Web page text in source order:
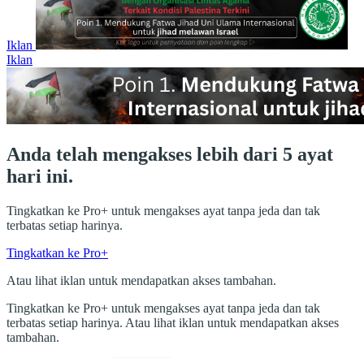
Iklan
Iklan
Anda telah mengakses lebih dari 5 ayat
hari ini.
Tingkatkan ke Pro+ untuk mengakses ayat tanpa jeda dan tak
terbatas setiap harinya.
Tingkatkan ke Pro+
Atau lihat iklan untuk mendapatkan akses tambahan.
Tingkatkan ke Pro+ untuk mengakses ayat tanpa jeda dan tak
terbatas setiap harinya. Atau lihat iklan untuk mendapatkan akses
tambahan.